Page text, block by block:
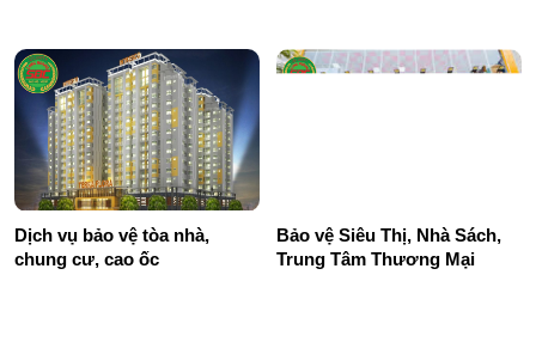
Dịch vụ bảo vệ tòa nhà,
chung cư, cao ốc
Bảo vệ Siêu Thị, Nhà Sách,
Trung Tâm Thương Mại